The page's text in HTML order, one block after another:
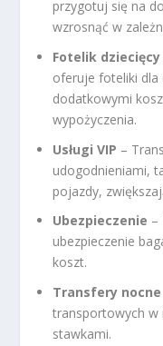
przygotuj się na
wzrosnąć w
Fotelik dziecięcy
oferuje foteliki dla
dodatkowymi
wypożyczenia.
Usługi VIP –
udogodnieniami,
pojazdy,
Ubezpieczenie –
ubezpieczenie
koszt.
Transfery nocne
transportowych w
stawkami.